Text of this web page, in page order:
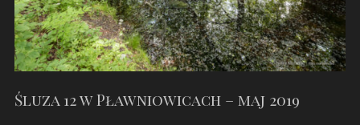
Śluza 12 w Pławniowicach – maj 2019